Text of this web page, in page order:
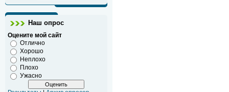
Наш опрос
Оцените мой сайт
Отлично
Хорошо
Неплохо
Плохо
Ужасно